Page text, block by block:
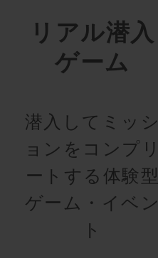
リアル潜入
ゲーム
潜入してミッシ
ョンをコンプリ
ートする体験型
ゲーム・イベン
ト